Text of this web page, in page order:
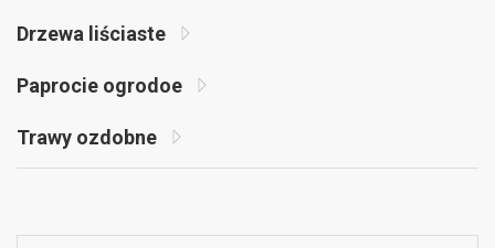
Drzewa liściaste
Paprocie ogrodoe
Trawy ozdobne